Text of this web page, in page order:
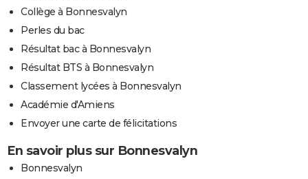
Collège à Bonnesvalyn
Perles du bac
Résultat bac à Bonnesvalyn
Résultat BTS à Bonnesvalyn
Classement lycées à Bonnesvalyn
Académie d'Amiens
Envoyer une carte de félicitations
En savoir plus sur Bonnesvalyn
Bonnesvalyn